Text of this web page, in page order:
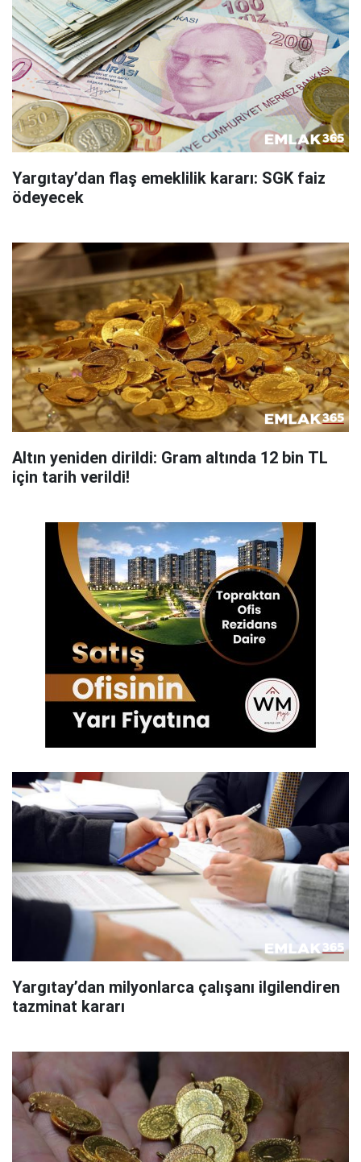
Yargıtay’dan flaş emeklilik kararı: SGK faiz
ödeyecek
Altın yeniden dirildi: Gram altında 12 bin TL
için tarih verildi!
Yargıtay’dan milyonlarca çalışanı ilgilendiren
tazminat kararı